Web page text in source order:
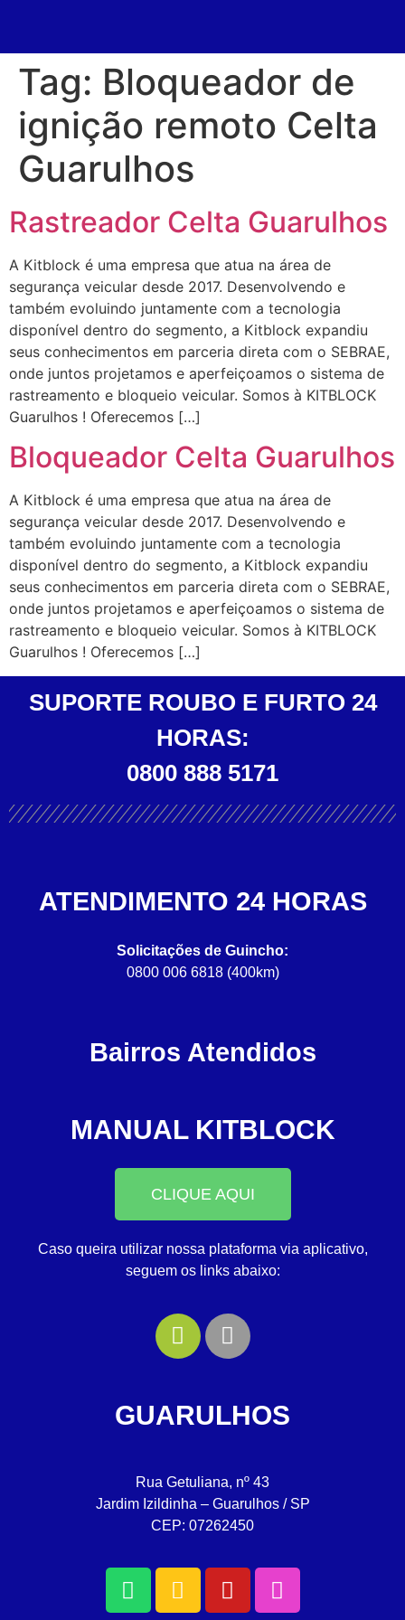
Tag: Bloqueador de
ignição remoto Celta
Guarulhos
Rastreador Celta Guarulhos
A Kitblock é uma empresa que atua na área de
segurança veicular desde 2017. Desenvolvendo e
também evoluindo juntamente com a tecnologia
disponível dentro do segmento, a Kitblock expandiu
seus conhecimentos em parceria direta com o SEBRAE,
onde juntos projetamos e aperfeiçoamos o sistema de
rastreamento e bloqueio veicular. Somos à KITBLOCK
Guarulhos ! Oferecemos […]
Bloqueador Celta Guarulhos
A Kitblock é uma empresa que atua na área de
segurança veicular desde 2017. Desenvolvendo e
também evoluindo juntamente com a tecnologia
disponível dentro do segmento, a Kitblock expandiu
seus conhecimentos em parceria direta com o SEBRAE,
onde juntos projetamos e aperfeiçoamos o sistema de
rastreamento e bloqueio veicular. Somos à KITBLOCK
Guarulhos ! Oferecemos […]
SUPORTE ROUBO E FURTO 24
HORAS:
0800 888 5171
ATENDIMENTO 24 HORAS
Solicitações de Guincho:
0800 006 6818 (400km)
Bairros Atendidos
MANUAL KITBLOCK
CLIQUE AQUI
Caso queira utilizar nossa plataforma via aplicativo,
seguem os links abaixo:
GUARULHOS
Rua Getuliana, nº 43
Jardim Izildinha – Guarulhos / SP
CEP: 07262450